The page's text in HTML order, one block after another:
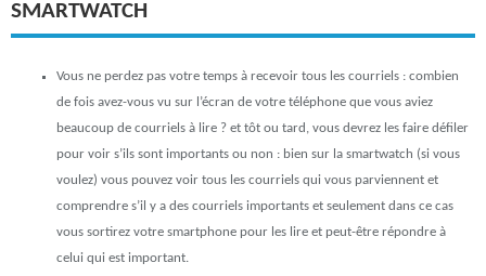
SMARTWATCH
Vous ne perdez pas votre temps à recevoir tous les courriels : combien
de fois avez-vous vu sur l’écran de votre téléphone que vous aviez
beaucoup de courriels à lire ? et tôt ou tard, vous devrez les faire défiler
pour voir s’ils sont importants ou non : bien sur la smartwatch (si vous
voulez) vous pouvez voir tous les courriels qui vous parviennent et
comprendre s’il y a des courriels importants et seulement dans ce cas
vous sortirez votre smartphone pour les lire et peut-être répondre à
celui qui est important.